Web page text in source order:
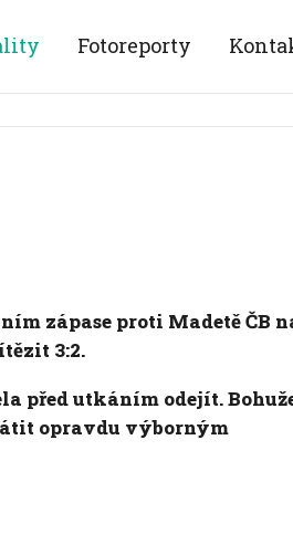
Fotoreporty
zápase proti Madetě ČB
3:2.
před utkáním odejít.
opravdu výborným